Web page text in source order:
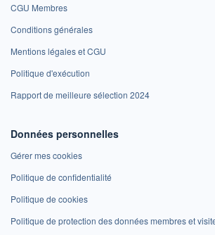
CGU Membres
Conditions générales
Mentions légales et CGU
Politique d'exécution
Rapport de meilleure sélection 2024
Données personnelles
Gérer mes cookies
Politique de confidentialité
Politique de cookies
Politique de protection des données membres et